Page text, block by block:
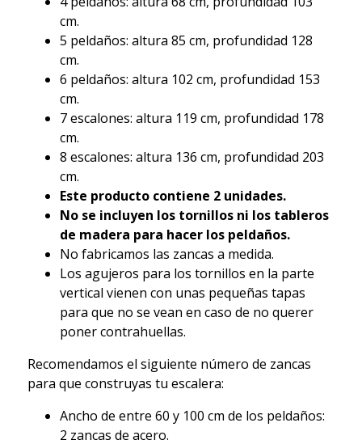
cm.
5 peldaños: altura 85 cm, profundidad 128
cm.
6 peldaños: altura 102 cm, profundidad 153
cm.
7 escalones: altura 119 cm, profundidad 178
cm.
8 escalones: altura 136 cm, profundidad 203
cm.
Este producto contiene 2 unidades.
No se incluyen los tornillos ni los tableros
de madera para hacer los peldaños.
No fabricamos las zancas a medida.
Los agujeros para los tornillos en la parte
vertical vienen con unas pequeñas tapas
para que no se vean en caso de no querer
poner contrahuellas.
Recomendamos el siguiente número de zancas
para que construyas tu escalera:
Ancho de entre 60 y 100 cm de los peldaños:
2 zancas de acero.